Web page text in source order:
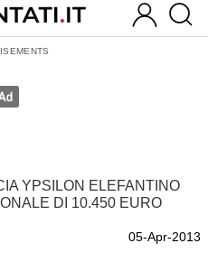
YPSILON ELEFANTINO
DI 10.450 EURO
05-Apr-2013